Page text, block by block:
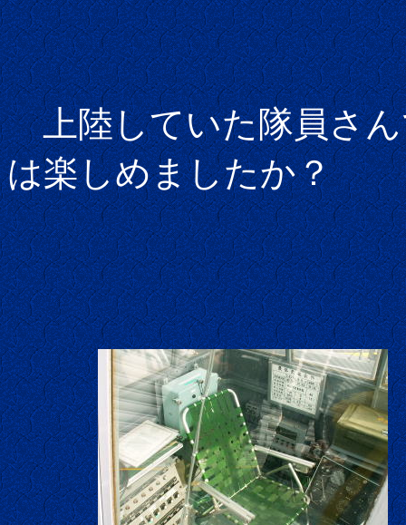
上陸していた隊員さん
は楽しめましたか？